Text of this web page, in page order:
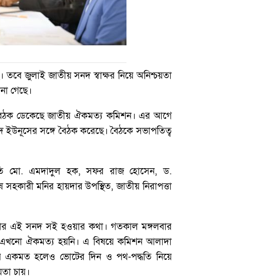
জুলাই জাতীয় সনদ স্বাক্ষর নিয়ে অনিশ্চয়তা
গেছে।
ডেকেছে জাতীয় ঐকমত্য কমিশন। এর আগে
ইউনূসের সঙ্গে বৈঠক করেছে। বৈঠকে সভাপতিত্ব
মো. এমদাদুল হক, সফর রাজ হোসেন, ড.
মনির হায়দার উপস্থিত, জাতীয় নিরাপত্তা
এই সনদ সই হওয়ার কথা। গতকাল মঙ্গলবার
এখনো ঐকমত্য হয়নি। এ বিষয়ে কমিশন আলাদা
একমত হলেও ভোটের দিন ও পথ-পদ্ধতি নিয়ে
চায়।